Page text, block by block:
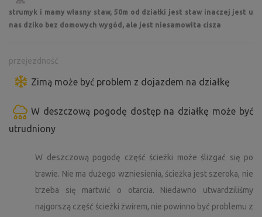
strumyk i mamy własny staw, 50m od działki jest staw inaczej jest u
nas dziko bez domowych wygód, ale jest niesamowita cisza
przejezdność
Zimą może być problem z dojazdem na działkę
W deszczową pogodę dostęp na działkę może być
utrudniony
W deszczową pogodę część ścieżki może ślizgać się po
trawie. Nie ma dużego wzniesienia, ścieżka jest szeroka, nie
trzeba się martwić o otarcia. Niedawno utwardziliśmy
najgorszą część ścieżki żwirem, nie powinno być problemu z